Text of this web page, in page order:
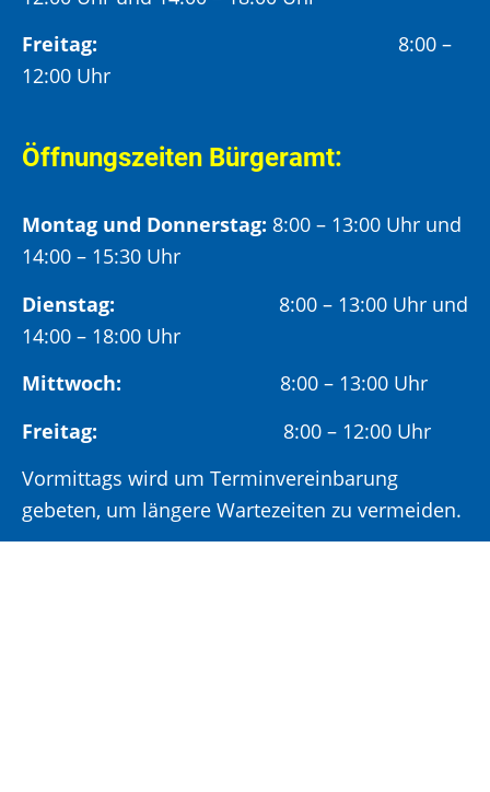
Freitag:
8:00 –
12:00 Uhr
Öffnungszeiten Bürgeramt:
Montag und Donnerstag: 8:00 – 13:00 Uhr und
14:00 – 15:30 Uhr
Dienstag: 8:00 – 13:00 Uhr und
14:00 – 18:00 Uhr
Mittwoch: 8:00 – 13:00 Uhr
Freitag:
8:00 – 12:00 Uhr
Vormittags wird um Terminvereinbarung
gebeten, um längere Wartezeiten zu vermeiden.